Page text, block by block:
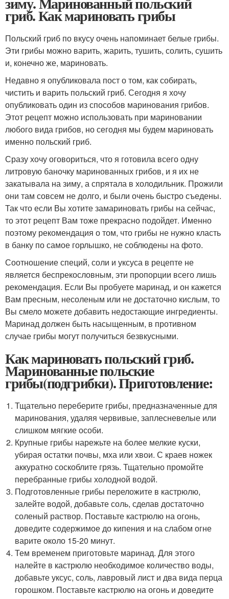
гриб. Как мариновать грибы
Польский гриб по вкусу очень напоминает белые грибы.
Эти грибы можно варить, жарить, тушить, солить, сушить
и, конечно же, мариновать.
Недавно я опубликовала пост о том, как собирать,
чистить и варить польский гриб. Сегодня я хочу
опубликовать один из способов маринования грибов.
Этот рецепт можно использовать при мариновании
любого вида грибов, но сегодня мы будем мариновать
именно польский гриб.
Сразу хочу оговориться, что я готовила всего одну
литровую баночку маринованных грибов, и я их не
закатывала на зиму, а спрятала в холодильник. Прожили
они там совсем не долго, и были очень быстро съедены.
Так что если Вы хотите замариновать грибы на сейчас,
то этот рецепт Вам тоже прекрасно подойдет. Именно
поэтому рекомендация о том, что грибы не нужно класть
в банку по самое горлышко, не соблюдены на фото.
Соотношение специй, соли и уксуса в рецепте не
является беспрекословным, эти пропорции всего лишь
рекомендация. Если Вы пробуете маринад, и он кажется
Вам пресным, несоленым или не достаточно кислым, то
Вы смело можете добавить недостающие ингредиенты.
Маринад должен быть насыщенным, в противном
случае грибы могут получиться безвкусными.
Как мариновать польский гриб.
Маринованные польские
грибы(подгрибки). Приготовление:
Тщательно переберите грибы, предназначенные для
маринования, удаляя червивые, заплесневелые или
слишком мягкие особи.
Крупные грибы нарежьте на более мелкие куски,
убирая остатки почвы, мха или хвои. С краев ножек
аккуратно соскоблите грязь. Тщательно промойте
перебранные грибы холодной водой.
Подготовленные грибы переложите в кастрюлю,
залейте водой, добавьте соль, сделав достаточно
соленый раствор. Поставьте кастрюлю на огонь,
доведите содержимое до кипения и на слабом огне
варите около 15-20 минут.
Тем временем приготовьте маринад. Для этого
налейте в кастрюлю необходимое количество воды,
добавьте уксус, соль, лавровый лист и два вида перца
горошком. Поставьте кастрюлю на огонь и доведите